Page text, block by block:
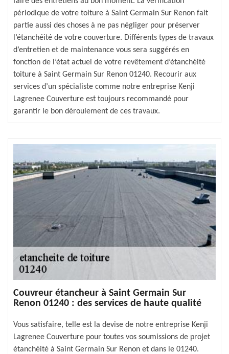
périodique de votre toiture à Saint Germain Sur Renon fait
partie aussi des choses à ne pas négliger pour préserver
l’étanchéité de votre couverture. Différents types de travaux
d’entretien et de maintenance vous sera suggérés en
fonction de l’état actuel de votre revêtement d’étanchéité
toiture à Saint Germain Sur Renon 01240. Recourir aux
services d’un spécialiste comme notre entreprise Kenji
Lagrenee Couverture est toujours recommandé pour
garantir le bon déroulement de ces travaux.
Couvreur étancheur à Saint Germain Sur
Renon 01240 : des services de haute qualité
Vous satisfaire, telle est la devise de notre entreprise Kenji
Lagrenee Couverture pour toutes vos soumissions de projet
étanchéité à Saint Germain Sur Renon et dans le 01240.